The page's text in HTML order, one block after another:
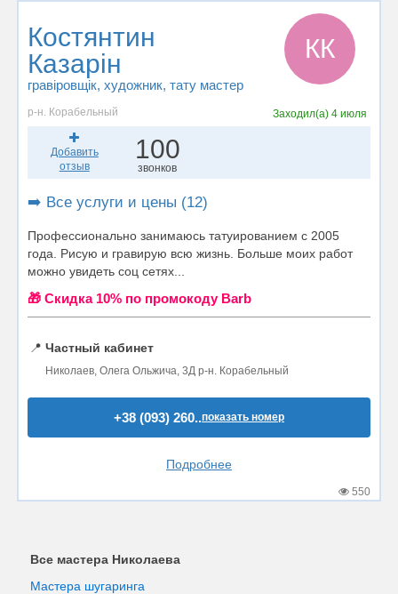
Костянтин
Казарін
гравіровщік, художник, тату мастер
КК
р-н. Корабельный Заходил(а)4 июля
Добавить
отзыв
100
звонков
➡️ Все услуги и цены (12)
Профессионально занимаюсь татуированием с 2005
года. Рисую и гравирую всю жизнь. Больше моих работ
можно увидеть соц сетях...
🎁 Cкидка 10% по промокоду Barb
📍 Частный кабинет
Николаев, Олега Ольжича, 3Д р-н. Корабельный
+38 (093) 260..показать номер
Подробнее
550
Все мастера Николаева
Мастера шугаринга